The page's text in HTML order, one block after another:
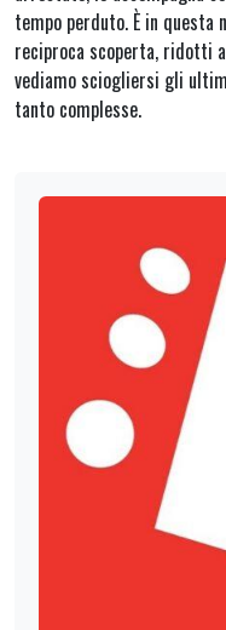
tempo perduto. È in questa
reciproca scoperta, ridotti
vediamo sciogliersi gli
tanto complesse.